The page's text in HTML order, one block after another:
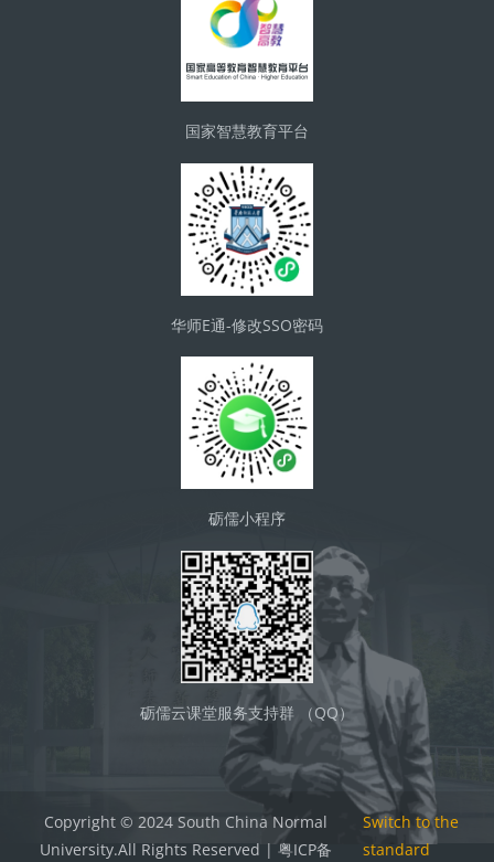
国家智慧教育平台
华师E通-修改SSO密码
砺儒小程序
砺儒云课堂服务支持群 （QQ）
Copyright © 2024 South China Normal
University.All Rights Reserved | 粤ICP备
Switch to the
standard